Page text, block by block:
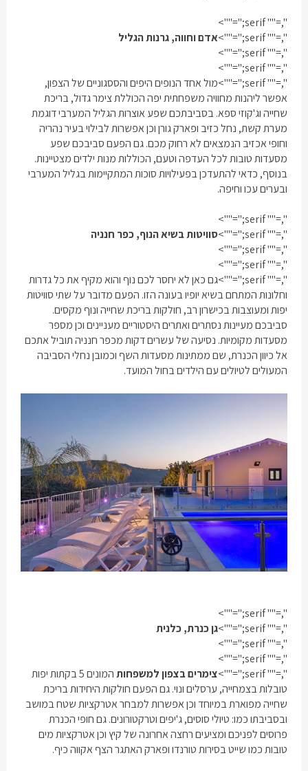
",="" serif;"="">
",="" serif;"="">
אדם וחווה, גרנות הגליל
",="" serif;"="">
",="" serif;"="">
",="" serif;"="">
מול אחד הנופים היפים והססגוניים של הצפון,
אפשר ליהנות מחוויה משפחתית יפה הכוללת צימר גדול, בריכת
שחייה וג'קוזי ספא. בסביבתכם שפע אוצרות הגליל המערבי דוגמת
מערת קשת, נחל כזיב ופארק גורן וכן אפשרות לבילוי בעיר נהריה
וחופי אכזיב הנמצאים לא רחוק מכם. גם הפעם סביבכם שפע
מסעדות טובות לכל העדפה וטעם, הכוללות מנות ילדים מצטיינות.
בנוסף, כדאי להתעדכן בפעילויות סוכות המתקיימות בגליל המערבי
ובערים עכו וחיפה.
",="" serif;"="">
",="" serif;"="">
סוויטות בשיא הנוף, כפר חנניה
",="" serif;"="">
",="" serif;"="">
",="" serif;"="">
גם כאן לא יחסר לכם נוף והוא מקיף את כל גדרות
וחלונות המתחם בשיא יופיו בעונה הזו. הפעם מדובר על שתי סוויטות
יפות ומעוצבות בכישרון רב, חולקות בריכת שחייה ונוף מקסים.
סביבכם מעיינות נסתרים ואתרים היסטוריים מעניינים וכן מספר
מסעדות מקומיות. נסיעה של עשרים דקות מכפר חנניה תוביל אתכם
אל כיוון הכנרת, שם ממתינות מסעדות השף וכמובן נחלי הסביבה
המעולים לטיולים עם הילדים בחול המועד.
",="" serif;"="">
",="" serif;"="">
גן כנרת, כלנית
",="" serif;"="">
",="" serif;"="">
",="" serif;"="">
צימרים בצפון למשפחות
המונים 5 בקתות יפות
טובלות בצמחייה, ערסלים ונוי. גם הפעם חולקות היחידות בריכת
שחייה מפוארת במיוחד וכן אפשרות למבחר אטרקציות שטח במושב
ובסביבתו כמו: טיולי סוסים, ג'יפים וטרקטורונים. גם חופי הכנרת
פרוסים לפניכם ומציעים רחצה אחרונה של קיץ וכן אטרקציות מים
טובות כמו שייט בסירות טורנדו ופארק האתגר הצף אקווה כיף.